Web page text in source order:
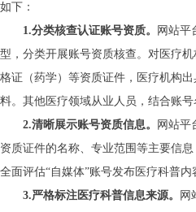
如下：
1.分类核查认证账号资质。 网站平
型，分类开展账号资质核查。对医疗
格证（药学）等资质证件，医疗机构
料。其他医疗领域从业人员，结合账
2.清晰展示账号资质信息。
网站平
资质证件的名称、专业范围等主要信
全面评估“自媒体”账号发布医疗科普
3.严格标注医疗科普信息来源。
网